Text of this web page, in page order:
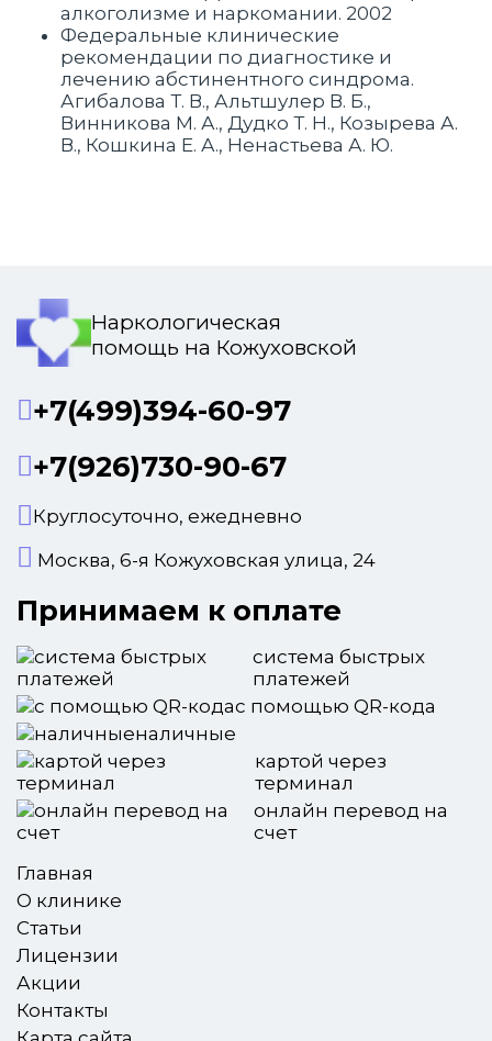
алкоголизме и наркомании. 2002
Федеральные клинические
рекомендации по диагностике и
лечению абстинентного синдрома.
Агибалова Т. В., Альтшулер В. Б.,
Винникова М. А., Дудко Т. Н., Козырева А.
В., Кошкина Е. А., Ненастьева А. Ю.
Наркологическая
помощь на Кожуховской
+7(499)394-60-97
+7(926)730-90-67
Круглосуточно, ежедневно
Москва, 6-я Кожуховская улица, 24
Принимаем к оплате
система быстрых
платежей
с помощью QR-кода
наличные
картой через
терминал
онлайн перевод на
счет
Главная
О клинике
Статьи
Лицензии
Акции
Контакты